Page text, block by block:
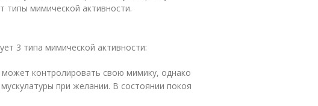
мимической активности.
3 типа мимической активности:
может контролировать свою мимику, однако
при желании. В состоянии покоя